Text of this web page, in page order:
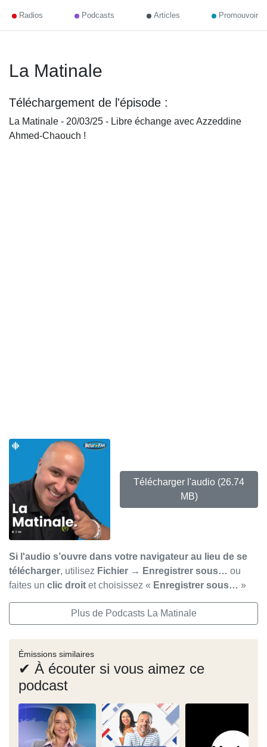
Radios Podcasts Articles Promouvoir
La Matinale
Téléchargement de l'épisode :
La Matinale - 20/03/25 - Libre échange avec Azzeddine
Ahmed-Chaouch !
Télécharger l'audio (26.74
MB)
Si l'audio s’ouvre dans votre navigateur au lieu de se
télécharger, utilisez Fichier → Enregistrer sous… ou
faites un clic droit et choisissez « Enregistrer sous… »
Plus de Podcasts La Matinale
Émissions similaires
✔ À écouter si vous aimez ce
podcast